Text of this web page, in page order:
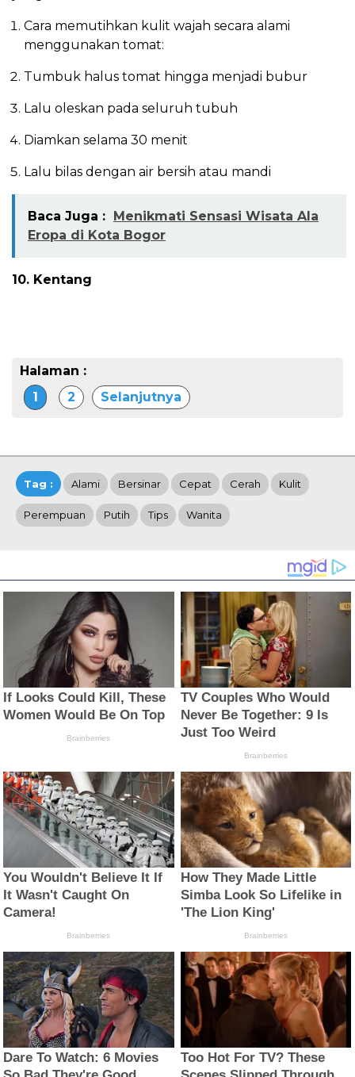
Cara memutihkan kulit wajah secara alami
menggunakan tomat:
Tumbuk halus tomat hingga menjadi bubur
Lalu oleskan pada seluruh tubuh
Diamkan selama 30 menit
Lalu bilas dengan air bersih atau mandi
Baca Juga : Menikmati Sensasi Wisata Ala
Eropa di Kota Bogor
10. Kentang
Halaman :
1
2 Selanjutnya
Tag : Alami Bersinar Cepat Cerah Kulit
Perempuan Putih Tips Wanita